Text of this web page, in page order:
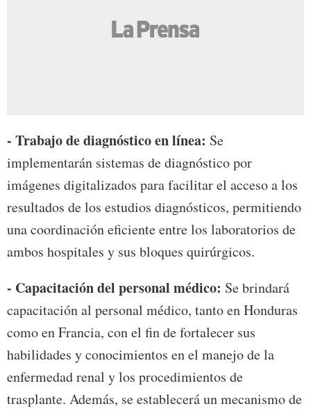
- Trabajo de diagnóstico en línea: Se
implementarán sistemas de diagnóstico por
imágenes digitalizados para facilitar el acceso a los
resultados de los estudios diagnósticos, permitiendo
una coordinación eficiente entre los laboratorios de
ambos hospitales y sus bloques quirúrgicos.
- Capacitación del personal médico: Se brindará
capacitación al personal médico, tanto en Honduras
como en Francia, con el fin de fortalecer sus
habilidades y conocimientos en el manejo de la
enfermedad renal y los procedimientos de
trasplante. Además, se establecerá un mecanismo de